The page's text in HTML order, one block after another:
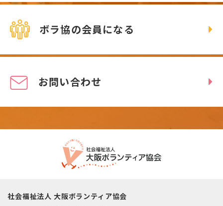
ボラ協の会員になる
お問い合わせ
社会福祉法人 大阪ボランティア協会